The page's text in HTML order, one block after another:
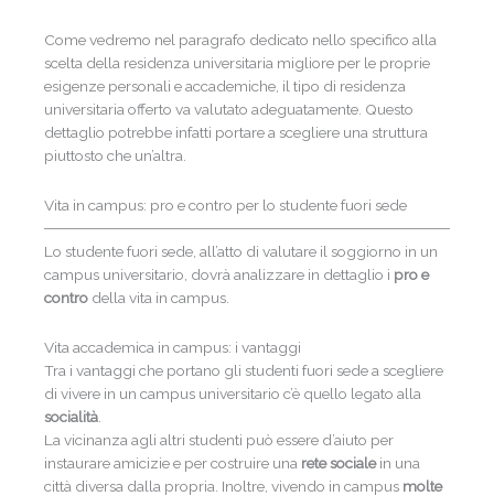
Come vedremo nel paragrafo dedicato nello specifico alla
scelta della residenza universitaria migliore per le proprie
esigenze personali e accademiche, il tipo di residenza
universitaria offerto va valutato adeguatamente. Questo
dettaglio potrebbe infatti portare a scegliere una struttura
piuttosto che un’altra.
Vita in campus: pro e contro per lo studente fuori sede
Lo studente fuori sede, all’atto di valutare il soggiorno in un
campus universitario, dovrà analizzare in dettaglio i pro e
contro della vita in campus.
Vita accademica in campus: i vantaggi
Tra i vantaggi che portano gli studenti fuori sede a scegliere
di vivere in un campus universitario c’è quello legato alla
socialità
La vicinanza agli altri studenti può essere d’aiuto per
instaurare amicizie e per costruire una rete socialein una
città diversa dalla propria. Inoltre, vivendo in campus molte